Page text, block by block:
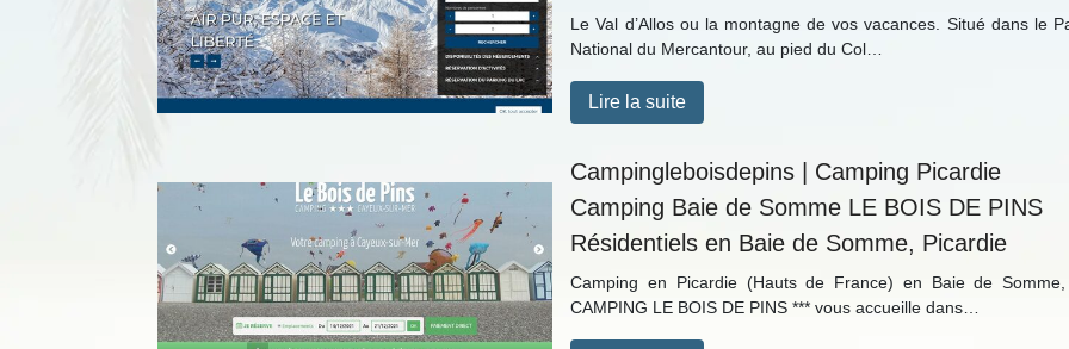
Le Val d’Allos ou la montagne de vos vacances. Situé dans le
National du Mercantour, au pied du Col…
Lire la suite
Campingleboisdepins | Camping Picardie
Camping Baie de Somme LE BOIS DE PINS
Rési­den­tiels en Baie de Somme, Picardie
Camping en Picardie (Hauts de France) en Baie de
CAMPING LE BOIS DE PINS *** vous accueille dans…